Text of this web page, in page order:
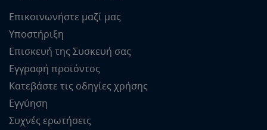
Επικοινωνήστε μαζί μας
Υποστήριξη
Επισκευή της Συσκευή σας
Εγγραφή προϊόντος
Κατεβάστε τις οδηγίες χρήσης
Εγγύηση
Συχνές ερωτήσεις